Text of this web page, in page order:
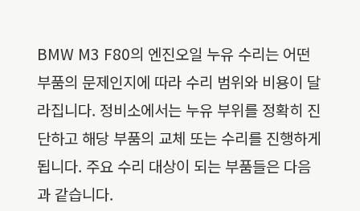
BMW M3 F80의 엔진오일 누유 수리는 어떤
부품의 문제인지에 따라 수리 범위와 비용이 달
라집니다. 정비소에서는 누유 부위를 정확히 진
단하고 해당 부품의 교체 또는 수리를 진행하게
됩니다. 주요 수리 대상이 되는 부품들은 다음
과 같습니다.